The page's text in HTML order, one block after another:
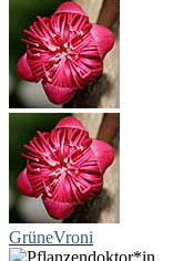
GrüneVroni